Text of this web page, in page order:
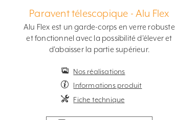
Paravent télescopique - Alu Flex
Alu Flex est un garde-corps en verre robuste
et fonctionnel avec la possibilité d'élever et
d'abaisser la partie supérieur.
Nos réalisations
Informations produit
Fiche technique